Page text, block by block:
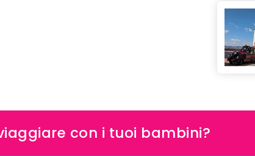
con i tuoi bambini?